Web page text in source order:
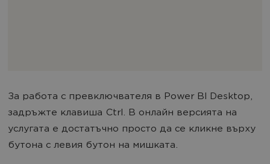
За работа с превключвателя в Power BI Desktop,
задръжте клавиша Ctrl. В онлайн версията на
услугата е достатъчно просто да се кликне върху
бутона с левия бутон на мишката.